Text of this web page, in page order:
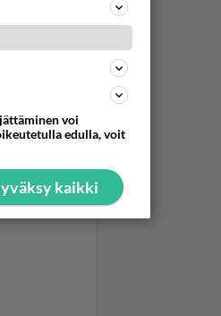
voi
edulla, voit
kaikki